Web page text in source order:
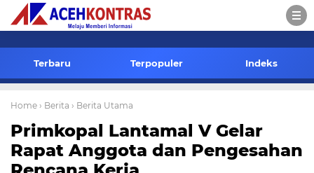
Terbaru Terpopuler Indeks
Home › Berita › Berita Utama
Primkopal Lantamal V Gelar
Rapat Anggota dan Pengesahan